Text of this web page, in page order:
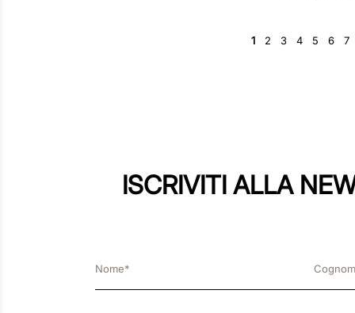
1 2 3 4 5 6 7
ISCRIVITI ALLA